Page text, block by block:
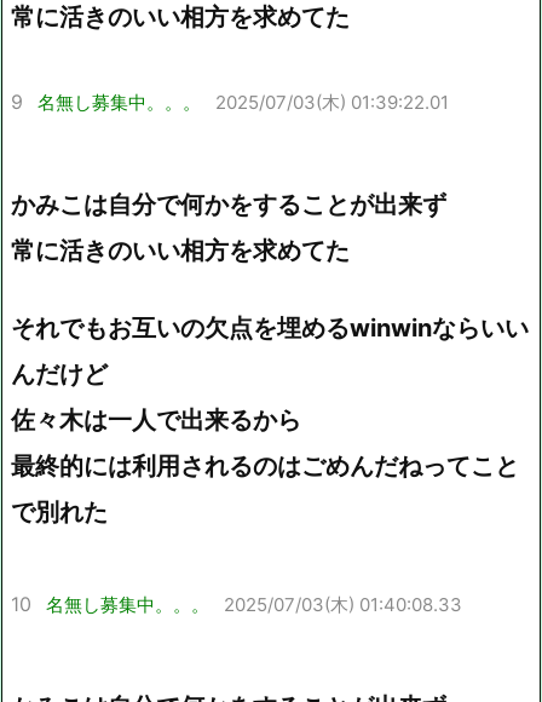
常に活きのいい相方を求めてた
9 名無し募集中。。。 2025/07/03(木) 01:39:22.01
かみこは自分で何かをすることが出来ず
常に活きのいい相方を求めてた
それでもお互いの欠点を埋めるwinwinならいい
んだけど
佐々木は一人で出来るから
最終的には利用されるのはごめんだねってこと
で別れた
10 名無し募集中。。。 2025/07/03(木) 01:40:08.33